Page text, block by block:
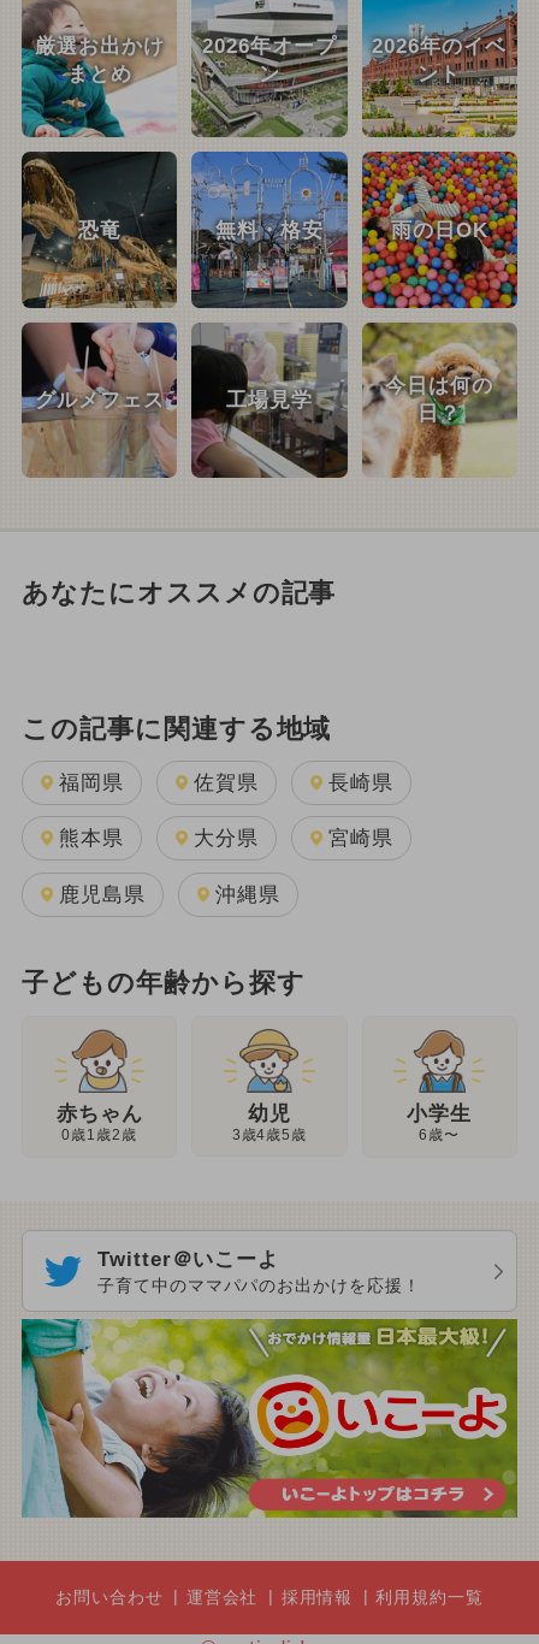
厳選お出かけ
まとめ
2026年オープ
ン
2026年のイベ
ント
恐竜 無料・格安 雨の日OK
グルメフェス 工場見学
今日は何の
日？
あなたにオススメの記事
この記事に関連する地域
福岡県 佐賀県 長崎県
熊本県 大分県 宮崎県
鹿児島県 沖縄県
子どもの年齢から探す
赤ちゃん
0歳1歳2歳
幼児
3歳4歳5歳
小学生
6歳〜
Twitter＠いこーよ
子育て中のママパパのお出かけを応援！
お問い合わせ 運営会社 採用情報 利用規約一覧